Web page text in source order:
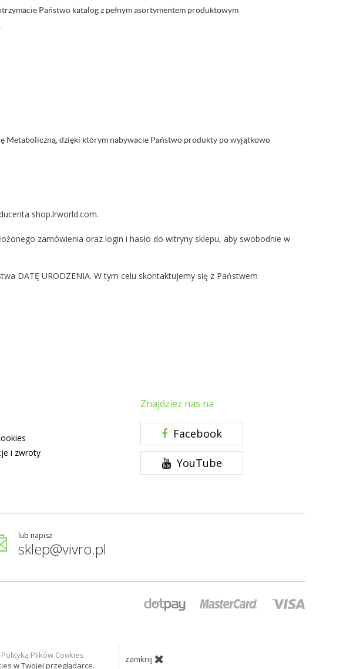
Państwo katalog z pełnym asortymentem produktowym
Metaboliczną, dzięki którym nabywacie Państwo produkty po wyjątkowo
shop.lrworld.com.
zamówienia oraz login i hasło do witryny sklepu, aby swobodnie w
DATĘ URODZENIA. W tym celu skontaktujemy się z Państwem
i zwroty
Znajdziez nas na
Facebook
YouTube
lub napisz
sklep@vivro.pl
Polityką Plików Cookies
w Twojej przeglądarce.
zamknij